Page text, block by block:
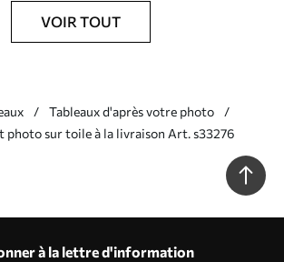
VOIR TOUT
Tableaux d'après votre photo
sur toile à la livraison Art. s33276
à la lettre d'information